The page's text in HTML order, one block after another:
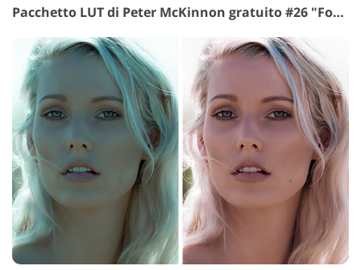
Pacchetto LUT di Peter McKinnon gratuito #26 "For Skin Tone"